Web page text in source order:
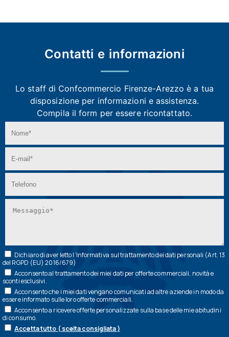
Contatti e informazioni
Lo staff di Confcommercio Firenze-Arezzoè a tua
disposizione per informazioni e assistenza.
Compila il form per essere ricontattato.
Dichiaro di aver letto l’Informativa sul trattamento dei dati personali (Art. 13
del RGPD (EU) 2016/679)
Acconsento al trattamento dei miei dati per offerte commerciali, novità e
sconti esclusivi.
Acconsento che i miei dati vengano comunicati ad altre aziende in modo da
essere informato sulle loro offerte commerciali.
Acconsento a ricevere offerte personalizzate sulla base delle mie abitudini
di consumo.
Accetta tutto ( scelta consigliata )